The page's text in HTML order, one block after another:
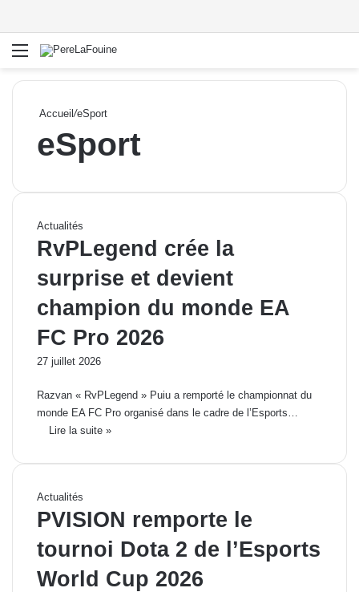
Menu
Accueil/eSport
eSport
Actualités
RvPLegend crée la
surprise et devient
champion du monde EA
FC Pro 2026
27 juillet 2026
Razvan « RvPLegend » Puiu a remporté le championnat du
monde EA FC Pro organisé dans le cadre de l’Esports…
Lire la suite »
Actualités
PVISION remporte le
tournoi Dota 2 de l’Esports
World Cup 2026